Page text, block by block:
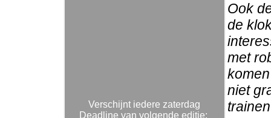
Verschijnt iedere zaterdag
Deadline van volgende editie:
Ook
de
met
niet